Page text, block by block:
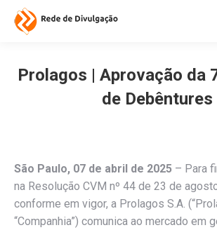
Prolagos | Aprovação da
de Debêntures
São Paulo, 07 de abril de 2025 – Para
na Resolução CVM nº 44 de 23 de
conforme em vigor, a Prolagos S.A.
“Companhia”) comunica ao mercado em